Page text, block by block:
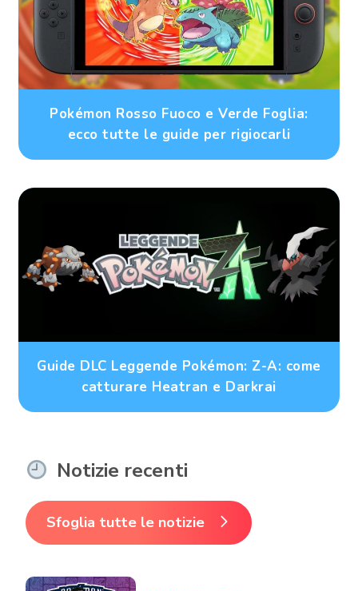
Pokémon Rosso Fuoco e Verde Foglia:
ecco tutte le guide per rigiocarli
Guide DLC Leggende Pokémon: Z-A: come
catturare Heatran e Darkrai
Notizie recenti
Sfoglia tutte le notizie